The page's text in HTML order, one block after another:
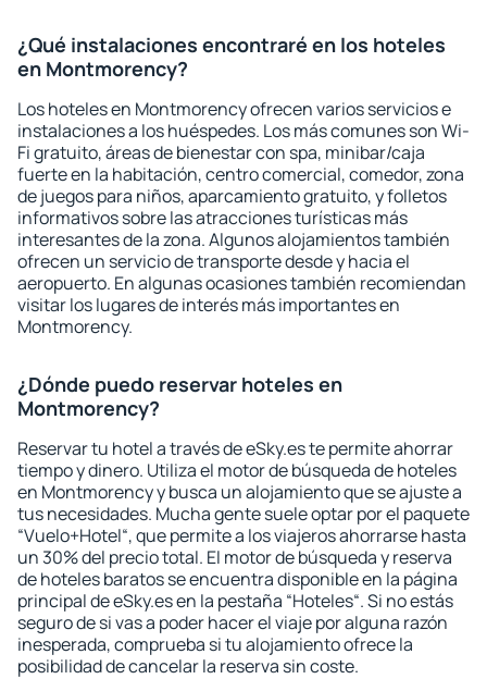
¿Qué instalaciones encontraré en los hoteles
en Montmorency?
Los hoteles en Montmorency ofrecen varios servicios e
instalaciones a los huéspedes. Los más comunes son Wi-
Fi gratuito, áreas de bienestar con spa, minibar/caja
fuerte en la habitación, centro comercial, comedor, zona
de juegos para niños, aparcamiento gratuito, y folletos
informativos sobre las atracciones turísticas más
interesantes de la zona. Algunos alojamientos también
ofrecen un servicio de transporte desde y hacia el
aeropuerto. En algunas ocasiones también recomiendan
visitar los lugares de interés más importantes en
Montmorency.
¿Dónde puedo reservar hoteles en
Montmorency?
Reservar tu hotel a través de eSky.es te permite ahorrar
tiempo y dinero. Utiliza el motor de búsqueda de hoteles
en Montmorency y busca un alojamiento que se ajuste a
tus necesidades. Mucha gente suele optar por el paquete
“Vuelo+Hotel“, que permite a los viajeros ahorrarse hasta
un 30% del precio total. El motor de búsqueda y reserva
de hoteles baratos se encuentra disponible en la página
principal de eSky.es en la pestaña “Hoteles“. Si no estás
seguro de si vas a poder hacer el viaje por alguna razón
inesperada, comprueba si tu alojamiento ofrece la
posibilidad de cancelar la reserva sin coste.